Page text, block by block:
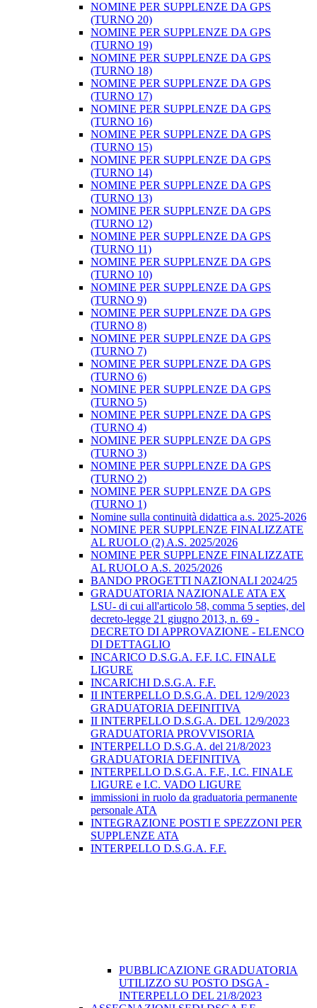
NOMINE PER SUPPLENZE DA GPS
(TURNO 20)
NOMINE PER SUPPLENZE DA GPS
(TURNO 19)
NOMINE PER SUPPLENZE DA GPS
(TURNO 18)
NOMINE PER SUPPLENZE DA GPS
(TURNO 17)
NOMINE PER SUPPLENZE DA GPS
(TURNO 16)
NOMINE PER SUPPLENZE DA GPS
(TURNO 15)
NOMINE PER SUPPLENZE DA GPS
(TURNO 14)
NOMINE PER SUPPLENZE DA GPS
(TURNO 13)
NOMINE PER SUPPLENZE DA GPS
(TURNO 12)
NOMINE PER SUPPLENZE DA GPS
(TURNO 11)
NOMINE PER SUPPLENZE DA GPS
(TURNO 10)
NOMINE PER SUPPLENZE DA GPS
(TURNO 9)
NOMINE PER SUPPLENZE DA GPS
(TURNO 8)
NOMINE PER SUPPLENZE DA GPS
(TURNO 7)
NOMINE PER SUPPLENZE DA GPS
(TURNO 6)
NOMINE PER SUPPLENZE DA GPS
(TURNO 5)
NOMINE PER SUPPLENZE DA GPS
(TURNO 4)
NOMINE PER SUPPLENZE DA GPS
(TURNO 3)
NOMINE PER SUPPLENZE DA GPS
(TURNO 2)
NOMINE PER SUPPLENZE DA GPS
(TURNO 1)
Nomine sulla continuità didattica a.s. 2025-2026
NOMINE PER SUPPLENZE FINALIZZATE
AL RUOLO (2) A.S. 2025/2026
NOMINE PER SUPPLENZE FINALIZZATE
AL RUOLO A.S. 2025/2026
BANDO PROGETTI NAZIONALI 2024/25
GRADUATORIA NAZIONALE ATA EX
LSU- di cui all'articolo 58, comma 5 septies, del
decreto-legge 21 giugno 2013, n. 69 -
DECRETO DI APPROVAZIONE - ELENCO
DI DETTAGLIO
INCARICO D.S.G.A. F.F. I.C. FINALE
LIGURE
INCARICHI D.S.G.A. F.F.
II INTERPELLO D.S.G.A. DEL 12/9/2023
GRADUATORIA DEFINITIVA
II INTERPELLO D.S.G.A. DEL 12/9/2023
GRADUATORIA PROVVISORIA
INTERPELLO D.S.G.A. del 21/8/2023
GRADUATORIA DEFINITIVA
INTERPELLO D.S.G.A. F.F., I.C. FINALE
LIGURE e I.C. VADO LIGURE
immissioni in ruolo da graduatoria permanente
personale ATA
INTEGRAZIONE POSTI E SPEZZONI PER
SUPPLENZE ATA
INTERPELLO D.S.G.A. F.F.
PUBBLICAZIONE GRADUATORIA
UTILIZZO SU POSTO DSGA -
INTERPELLO DEL 21/8/2023